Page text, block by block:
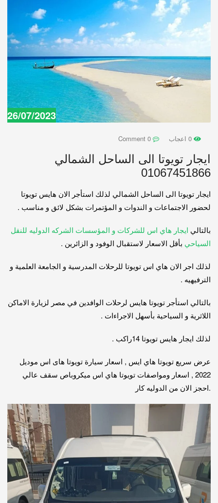
26/07/2023
ايجار تويوتا الى الساحل الشمالي
01067451866
ايجار تويوتا الى الساحل الشمالي لذلك استأجر الان هايس تويوتا
لحضور الاجتماعات و الندوات و المؤتمرات بشكل لائق و مناسب .
بالتالي ايجار هاي اس للشركات و المؤسسات الشركه الدوليه للنقل
السياحي بأقل الاسعار لاستقبال الوفود و الزائرين .
لذلك اجر الان هاي اس تويوتا للرحلات المدرسية و الجامعة العلمية و
الترفيهيه .
بالتالي استأجر تويوتا هايس لرحلات الوافدين في مصر لزيارة الاماكن
اللاثرية و السياحية بأسهل الاجراءات .
لذلك ايجار هايس تويوتا 14راكب .
عرض سريع تويوتا هاي ايس , اسعار سيارة تويوتا هاى اس موديل
2022 , اسعار ومواصفات تويوتا هاي اس ميكروباص سقف عالي
.احجز الان من الدوليه كار